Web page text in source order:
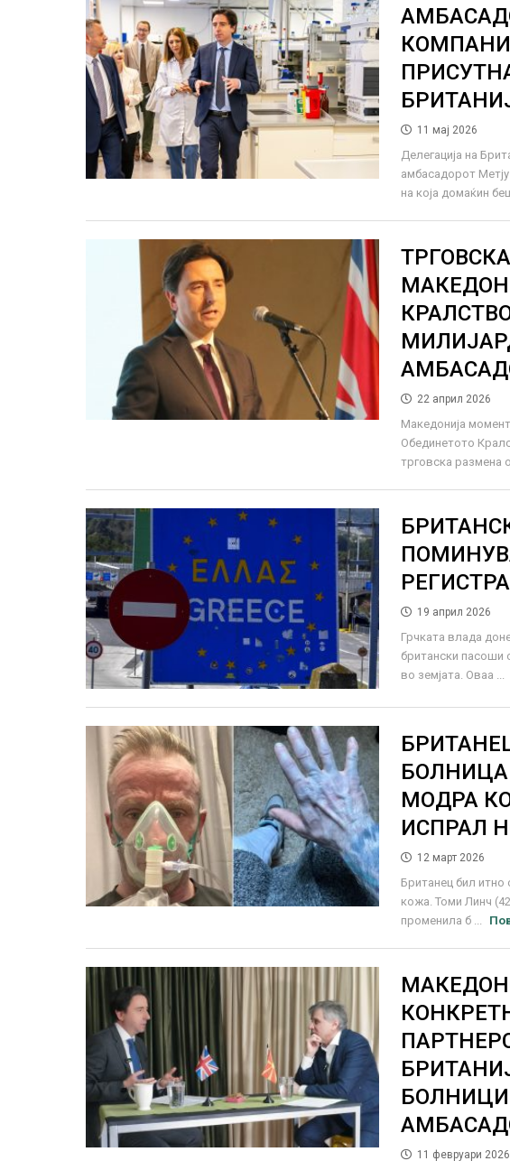
11 мај 2026
Делегација на
амбасадорот
на која домаќин
22 април 2026
Македонија
Обединетото
трговска размена
19 април 2026
Грчката влада
британски пасоши
во земјата. Оваа ...
БОЛНИЦА
МОДРА
ИСПРАЛ
12 март 2026
Британец бил
кожа. Томи Линч
променила б ...
11 февруари 2026